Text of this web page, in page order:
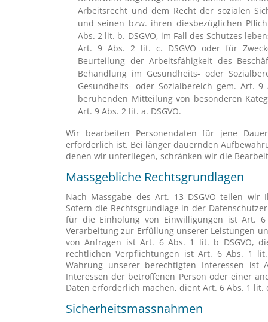
Arbeitsrecht und dem Recht der sozialen
und seinen bzw. ihren diesbezüglichen
Abs. 2 lit. b. DSGVO, im Fall des Schutzes
Art. 9 Abs. 2 lit. c. DSGVO oder für
Beurteilung der Arbeitsfähigkeit des
Behandlung im Gesundheits- oder
Gesundheits- oder Sozialbereich gem. Art.
beruhenden Mitteilung von besonderen
Art. 9 Abs. 2 lit. a. DSGVO.
Wir bearbeiten Personendaten für jene
erforderlich ist. Bei länger dauernden
denen wir unterliegen, schränken wir die
Massgebliche Rechtsgrundlagen
Nach Massgabe des Art. 13 DSGVO teilen
Sofern die Rechtsgrundlage in der
für die Einholung von Einwilligungen ist Art.
Verarbeitung zur Erfüllung unserer Leistungen
von Anfragen ist Art. 6 Abs. 1 lit. b DSGVO,
rechtlichen Verpflichtungen ist Art. 6 Abs. 1
Wahrung unserer berechtigten Interessen
Interessen der betroffenen Person oder einer
Daten erforderlich machen, dient Art. 6 Abs. 1 lit.
Sicherheitsmassnahmen